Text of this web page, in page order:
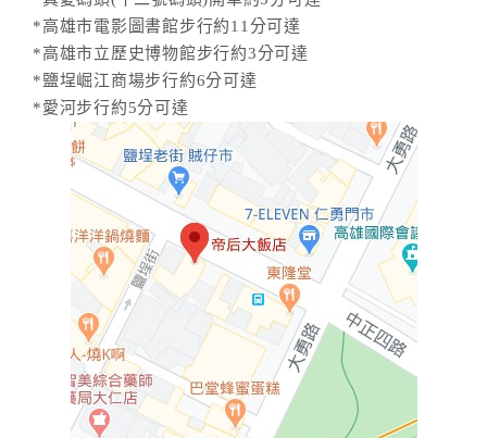
*高雄市電影圖書館步行約11分可達
*高雄市立歷史博物館步行約3分可達
*鹽埕崛江商場步行約6分可達
*愛河步行約5分可達